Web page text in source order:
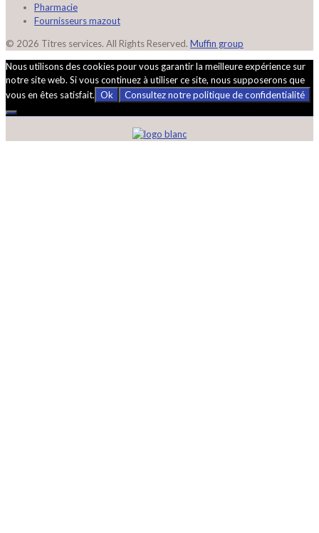
Pharmacie
Fournisseurs mazout
© 2026 Titres services. All Rights Reserved. Muffin group
Nous utilisons des cookies pour vous garantir la meilleure expérience sur
notre site web. Si vous continuez à utiliser ce site, nous supposerons que
vous en êtes satisfait. Ok Consultez notre politique de confidentialité